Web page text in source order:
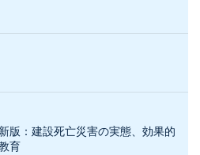
版：建設死亡災害の実態、効果的
育